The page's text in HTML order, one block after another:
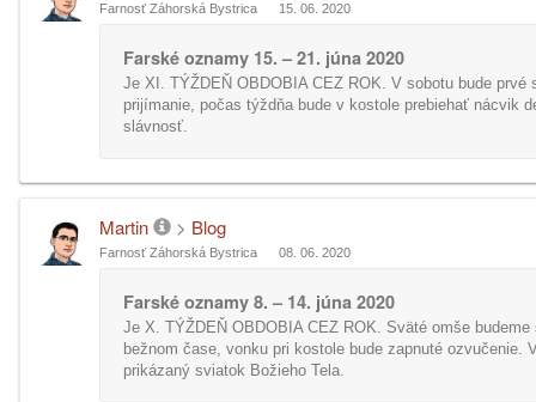
Farnosť Záhorská Bystrica 15. 06. 2020
Farské oznamy 15. – 21. júna 2020
Je XI. TÝŽDEŇ OBDOBIA CEZ ROK. V sobotu bude prvé
prijímanie, počas týždňa bude v kostole prebiehať nácvik
slávnosť.
Martin > Blog
Farnosť Záhorská Bystrica 08. 06. 2020
Farské oznamy 8. – 14. júna 2020
Je X. TÝŽDEŇ OBDOBIA CEZ ROK. Sväté omše
bežnom čase, vonku pri kostole bude zapnuté ozvučenie.
prikázaný sviatok Božieho Tela.